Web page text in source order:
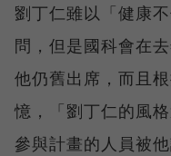
劉丁仁雖以「健康
問，但是國科會在
他仍舊出席，而且
憶，「劉丁仁的風
參與計畫的人員被